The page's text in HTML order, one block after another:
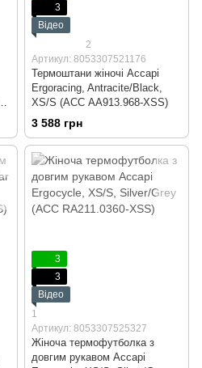
3
Відео
2
Артикул: 8053307521176
Термоштани жіночі Accapi
Ergoracing, Antracite/Black,
XS/S (ACC АA913.968-XSS)
3 588 грн
3
3
Відео
1
Артикул: 8053307525327
Жіноча термофутболка з
довгим рукавом Accapi